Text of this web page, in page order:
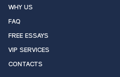
WHY US
FAQ
FREE ESSAYS
VIP SERVICES
CONTACTS